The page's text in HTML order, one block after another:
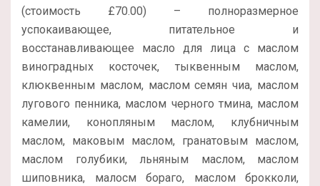
(стоимость £70.00) – полноразмерное
успокаивающее, питательное и
восстанавливающее масло для лица с маслом
виноградных косточек, тыквенным маслом,
клюквенным маслом, маслом семян чиа, маслом
лугового пенника, маслом черного тмина, маслом
камелии, конопляным маслом, клубничным
маслом, маковым маслом, гранатовым маслом,
маслом голубики, льняным маслом, маслом
шиповника, малосм бораго, маслом брокколи,